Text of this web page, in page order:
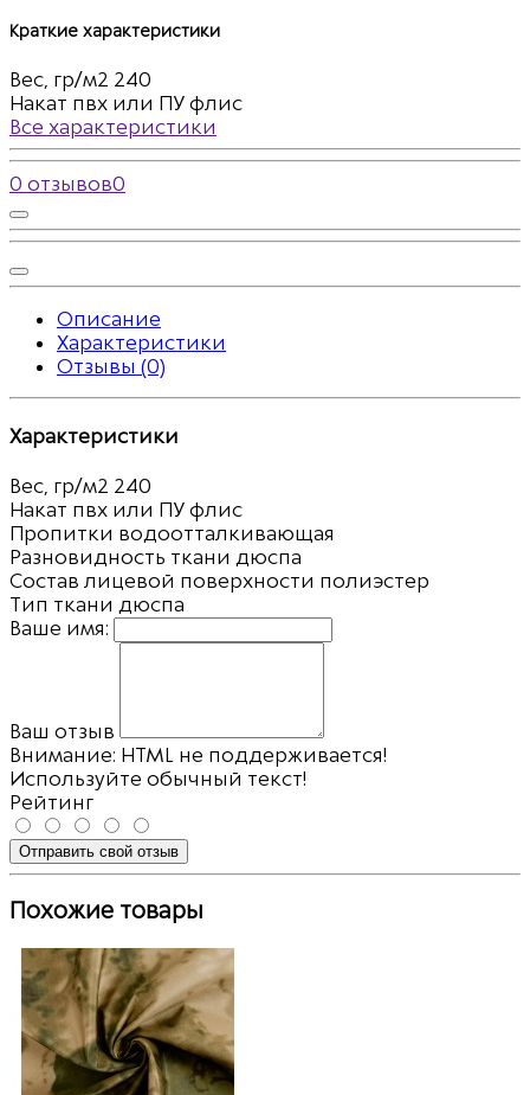
Краткие характеристики
Вес, гр/м2 240
Накат пвх или ПУ флис
Все характеристики
0 отзывов0
Описание
Характеристики
Отзывы (0)
Характеристики
Вес, гр/м2 240
Накат пвх или ПУ флис
Пропитки водоотталкивающая
Разновидность ткани дюспа
Состав лицевой поверхности полиэстер
Тип ткани дюспа
Ваше имя:
Ваш отзыв
Внимание: HTML не поддерживается!
Используйте обычный текст!
Рейтинг
Отправить свой отзыв
Похожие товары